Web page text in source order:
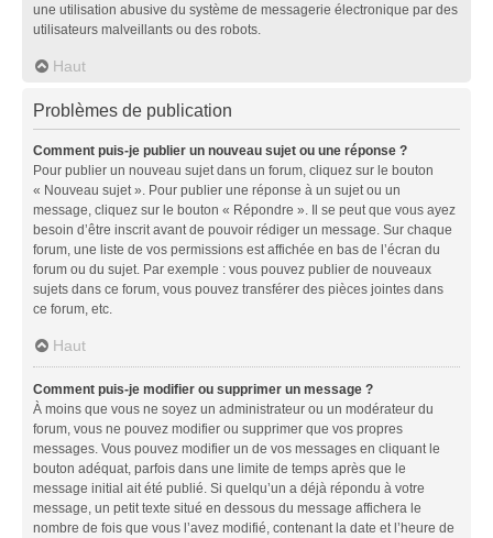
une utilisation abusive du système de messagerie électronique par des
utilisateurs malveillants ou des robots.
Haut
Problèmes de publication
Comment puis-je publier un nouveau sujet ou une réponse ?
Pour publier un nouveau sujet dans un forum, cliquez sur le bouton
« Nouveau sujet ». Pour publier une réponse à un sujet ou un
message, cliquez sur le bouton « Répondre ». Il se peut que vous ayez
besoin d’être inscrit avant de pouvoir rédiger un message. Sur chaque
forum, une liste de vos permissions est affichée en bas de l’écran du
forum ou du sujet. Par exemple : vous pouvez publier de nouveaux
sujets dans ce forum, vous pouvez transférer des pièces jointes dans
ce forum, etc.
Haut
Comment puis-je modifier ou supprimer un message ?
À moins que vous ne soyez un administrateur ou un modérateur du
forum, vous ne pouvez modifier ou supprimer que vos propres
messages. Vous pouvez modifier un de vos messages en cliquant le
bouton adéquat, parfois dans une limite de temps après que le
message initial ait été publié. Si quelqu’un a déjà répondu à votre
message, un petit texte situé en dessous du message affichera le
nombre de fois que vous l’avez modifié, contenant la date et l’heure de